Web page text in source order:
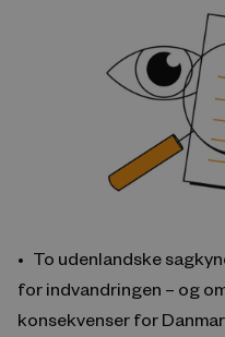
To udenlandske
for indvandringen – og
konsekvenser for